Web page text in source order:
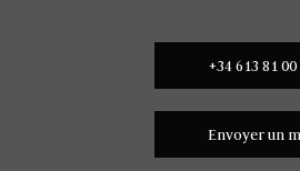
+34 613 81 00
Envoyer un